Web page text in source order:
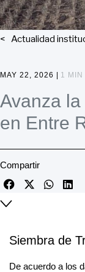
Actualidad
MAY 22, 2026 | 1 MIN
Avanza
en Entre
Compartir
Siembra de
De acuerdo a los